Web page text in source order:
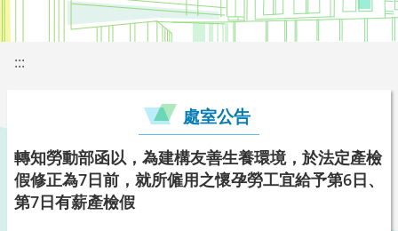
:::
處室公告
轉知勞動部函以，為建構友善生養環境，於法定產檢
假修正為7日前，就所僱用之懷孕勞工宜給予第6日、
第7日有薪產檢假